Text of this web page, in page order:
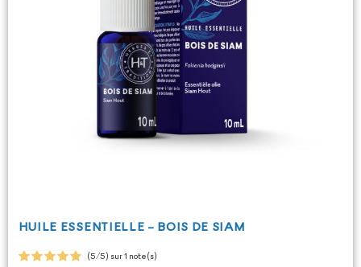
HUILE ESSENTIELLE - BOIS DE SIAM
(5/5) sur 1 note(s)